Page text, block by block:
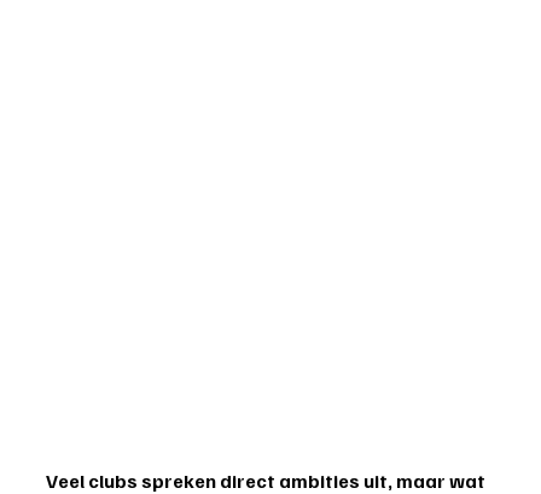
Veel clubs spreken direct ambities uit, maar wat